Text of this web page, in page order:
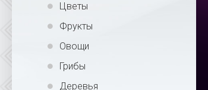
Цветы
Фрукты
Овощи
Грибы
Деревья